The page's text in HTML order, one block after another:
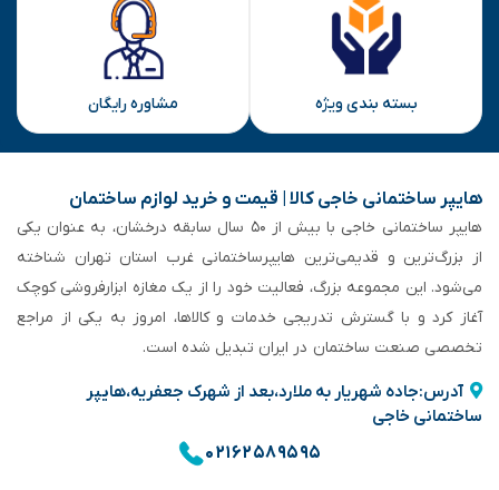
بسته بندی ویژه مشاوره رایگان
هایپر ساختمانی خاجی‌ کالا | قیمت و خرید لوازم ساختمان
هایپر ساختمانی خاجی‌ با بیش از ۵۰ سال سابقه‌ درخشان، به عنوان یکی
از بزرگ‌ترین و قدیمی‌ترین هایپرساختمانی‌ غرب استان تهران شناخته
می‌شود. این مجموعه بزرگ، فعالیت خود را از یک مغازه ابزارفروشی کوچک
آغاز کرد و با گسترش تدریجی خدمات و کالاها، امروز به یکی از مراجع
تخصصی صنعت ساختمان در ایران تبدیل شده است.
آدرس:جاده شهریار به ملارد،بعد از شهرک جعفریه،هایپر
ساختمانی خاجی
۰۲۱۶۲۵۸۹۵۹۵